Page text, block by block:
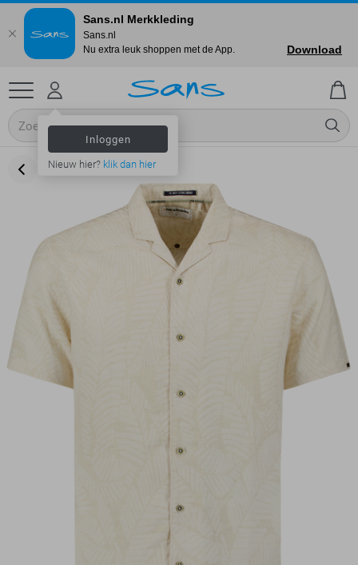
Inloggen
Nieuw hier? klik dan hier
Sans.nl Merkkleding
Sans.nl
Nu extra leuk shoppen met de App.
Download